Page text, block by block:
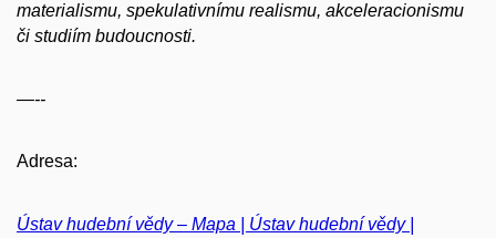
materialismu, spekulativnímu realismu, akceleracionismu
či studiím budoucnosti.
—--
Adresa:
Ústav hudební vědy – Mapa | Ústav hudební vědy |